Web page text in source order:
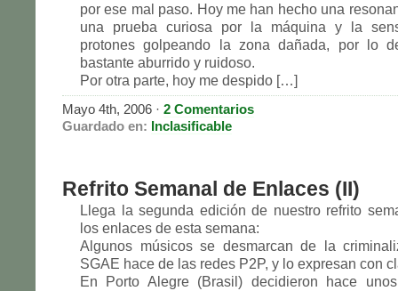
por ese mal paso. Hoy me han hecho una
una prueba curiosa por la máquina y la
protones golpeando la zona dañada, por lo
bastante aburrido y ruidoso.
Por otra parte, hoy me despido […]
Mayo 4th, 2006 · 2 Comentarios
Guardado en: Inclasificable
Refrito Semanal de Enlaces (II)
Llega la segunda edición de nuestro refrito
los enlaces de esta semana:
Algunos músicos se desmarcan de la
SGAE hace de las redes P2P, y lo expresan con
En Porto Alegre (Brasil) decidieron hace